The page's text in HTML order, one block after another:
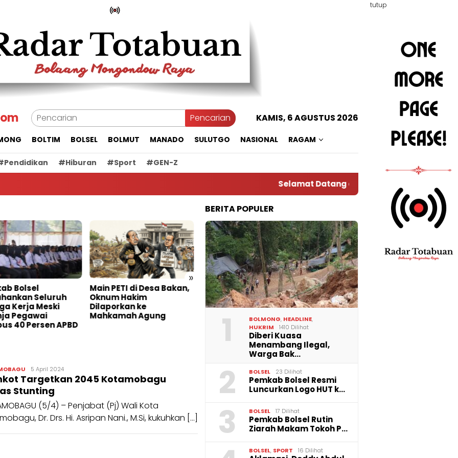
tutup
Pencarian KAMIS, 6 AGUSTUS 2026
BOLTIM BOLSEL BOLMUT MANADO SULUTGO NASIONAL RAGAM
#Hiburan #Sport #GEN-Z
Selamat Datang di Situs Warta RADAR
»
di Desa Bakan,
Hakim
ke
Agung
Perbaikan Pipa Bocor
Jalan Golkar Kelurahan
Biga Tuntas
Demi Kenyamanan
Warga, Perumda Tirta
Bukaka Lakukan
Pengaspalan Bekas
Galian Perbaikan Pipa
Perkuat Kinerja BUMD,
Bupati Yusra Alhabsyi
Lantik Direksi Perumda
Randi
Manangin
5 April 2024
Targetkan 2045 Kotamobagu
Stunting
(5/4) – Penjabat (Pj) Wali Kota
Dr. Drs. Hi. Asripan Nani., M.Si, kukuhkan […]
BERITA POPULER
1 BOLMONG, HEADLINE,
HUKRIM
1410 Dilihat
Diberi Kuasa
Menambang Ilegal,
Warga Bak…
2 BOLSEL 23 Dilihat
Pemkab Bolsel Resmi
Luncurkan Logo HUT k…
3 BOLSEL 17 Dilihat
Pemkab Bolsel Rutin
Ziarah Makam Tokoh P…
BOLSEL, SPORT 16 Dilihat